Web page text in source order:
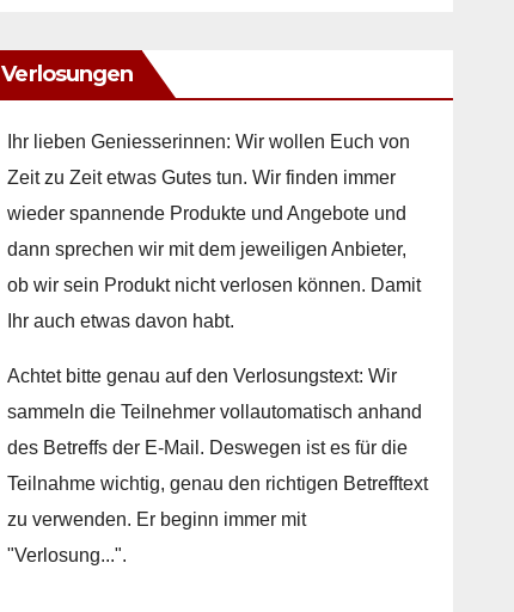
Verlosungen
Ihr lieben Geniesserinnen: Wir wollen Euch von
Zeit zu Zeit etwas Gutes tun. Wir finden immer
wieder spannende Produkte und Angebote und
dann sprechen wir mit dem jeweiligen Anbieter,
ob wir sein Produkt nicht verlosen können. Damit
Ihr auch etwas davon habt.
Achtet bitte genau auf den Verlosungstext: Wir
sammeln die Teilnehmer vollautomatisch anhand
des Betreffs der E-Mail. Deswegen ist es für die
Teilnahme wichtig, genau den richtigen Betrefftext
zu verwenden. Er beginn immer mit
"Verlosung...".